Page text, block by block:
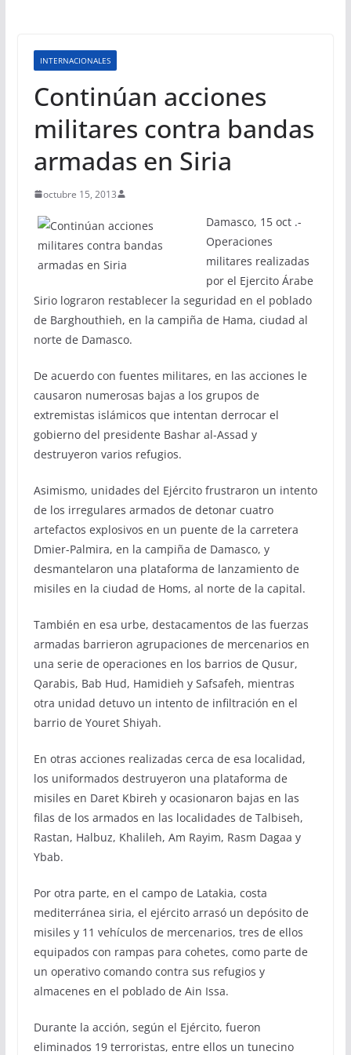
INTERNACIONALES
Continúan acciones
militares contra bandas
armadas en Siria
octubre 15, 2013
Damasco, 15 oct .-
Operaciones
militares realizadas
por el Ejercito Árabe
Sirio lograron restablecer la seguridad en el poblado
de Barghouthieh, en la campiña de Hama, ciudad al
norte de Damasco.
De acuerdo con fuentes militares, en las acciones le
causaron numerosas bajas a los grupos de
extremistas islámicos que intentan derrocar el
gobierno del presidente Bashar al-Assad y
destruyeron varios refugios.
Asimismo, unidades del Ejército frustraron un intento
de los irregulares armados de detonar cuatro
artefactos explosivos en un puente de la carretera
Dmier-Palmira, en la campiña de Damasco, y
desmantelaron una plataforma de lanzamiento de
misiles en la ciudad de Homs, al norte de la capital.
También en esa urbe, destacamentos de las fuerzas
armadas barrieron agrupaciones de mercenarios en
una serie de operaciones en los barrios de Qusur,
Qarabis, Bab Hud, Hamidieh y Safsafeh, mientras
otra unidad detuvo un intento de infiltración en el
barrio de Youret Shiyah.
En otras acciones realizadas cerca de esa localidad,
los uniformados destruyeron una plataforma de
misiles en Daret Kbireh y ocasionaron bajas en las
filas de los armados en las localidades de Talbiseh,
Rastan, Halbuz, Khalileh, Am Rayim, Rasm Dagaa y
Ybab.
Por otra parte, en el campo de Latakia, costa
mediterránea siria, el ejército arrasó un depósito de
misiles y 11 vehículos de mercenarios, tres de ellos
equipados con rampas para cohetes, como parte de
un operativo comando contra sus refugios y
almacenes en el poblado de Ain Issa.
Durante la acción, según el Ejército, fueron
eliminados 19 terroristas, entre ellos un tunecino